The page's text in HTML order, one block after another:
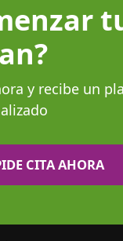
y recibe un
CITA AHORA